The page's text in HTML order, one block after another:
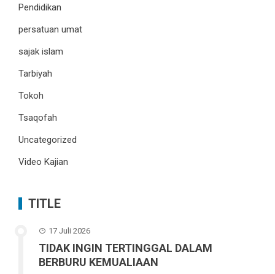
Pendidikan
persatuan umat
sajak islam
Tarbiyah
Tokoh
Tsaqofah
Uncategorized
Video Kajian
TITLE
17 Juli 2026
TIDAK INGIN TERTINGGAL DALAM
BERBURU KEMUALIAAN